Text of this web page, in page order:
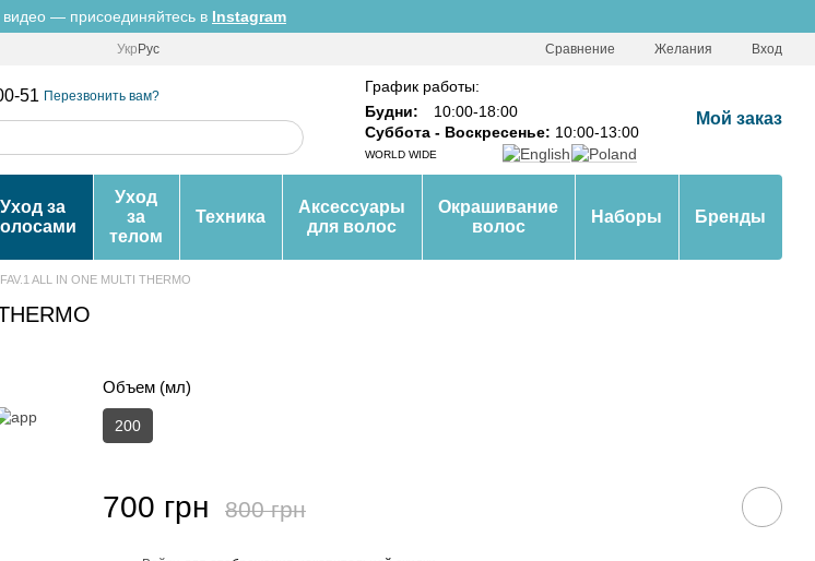
— присоединяйтесь в Instagram
Укр Рус Сравнение Желания Вход
51 Перезвонить вам?
График работы:
Будни:
10:00-18:00
Суббота - Воскресенье: 10:00-13:00
WORLD WIDE
Мой заказ
Уход за
Уход
за
телом
Техника
Аксессуары
для волос
Окрашивание
волос
Наборы Бренды
ALL IN ONE MULTI THERMO
Объем (мл)
200
700 грн 800 грн